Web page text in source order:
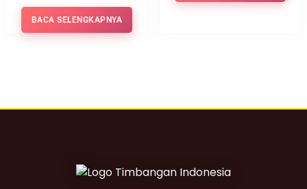
BACA SELENGKAPNYA